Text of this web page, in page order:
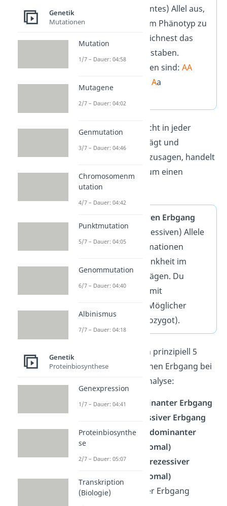
reicht ein (dominantes) Allel aus,
um die Krankheit im Phänotyp zu
zeigen. Du kennzeichnest das
Allel mit Großbuchstaben.
Mögliche Genotypen sind:AA
(homozygot) oderAa
Ist eine Krankheit nicht in jeder
Generation ausgeprägt und
„überspringt“ sie sozusagen, handelt
es sich in der Regel um einen
rezessiven Erbgang
rezessiven Erbgang
müssenbeide
(rezessiven) Allele
die gleichen Informationen
tragen, um die Krankheit im
Phänotyp auszuprägen. Du
kennzeichnest sie mit
Kleinbuchstaben. Möglicher
Genotyp:
(homozygot).
Daraus ergeben sich prinzipiell 5
Möglichkeiten für einen Erbgang bei
einer Stammbaumanalyse:
Autosomal dominanter Erbgang
Autosomal rezessiver Erbgang
X-chromosomal dominanter
Erbgang (Gonosomal)
X-chromosomal rezessiver
Erbgang (Gonosomal)
Y-chromosomaler Erbgang
Genetik
Mutationen
Mutation
1/7 – Dauer: 04:58
Mutagene
2/7 – Dauer: 04:02
Genmutation
3/7 – Dauer: 04:46
Chromosomenm
utation
4/7 – Dauer: 04:42
Punktmutation
5/7 – Dauer: 04:05
Genommutation
6/7 – Dauer: 04:40
Albinismus
7/7 – Dauer: 04:18
Genetik
Proteinbiosynthese
Genexpression
1/7 – Dauer: 04:41
Proteinbiosynthe
se
2/7 – Dauer: 05:07
Transkription
(Biologie)